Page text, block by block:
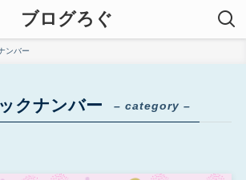
ブログろぐ
ンバー
クナンバー – category –